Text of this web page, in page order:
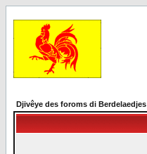
Djivêye des foroms di Berdelaedjes